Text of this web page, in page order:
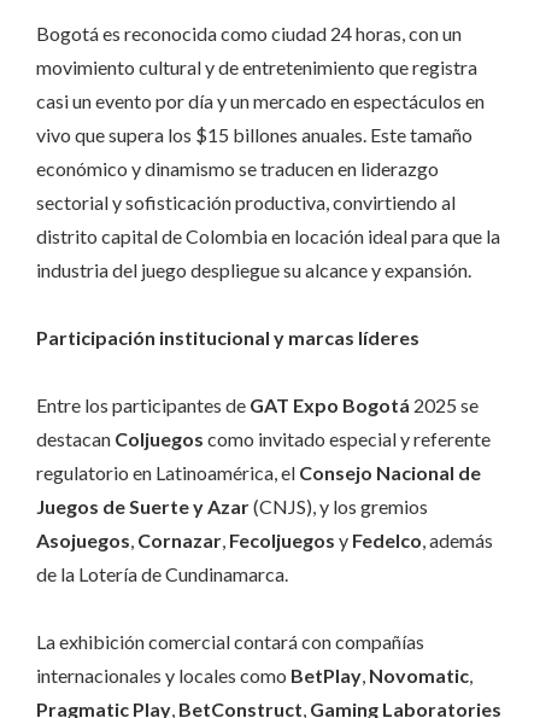
Bogotá es reconocida como ciudad 24 horas, con un
movimiento cultural y de entretenimiento que registra
casi un evento por día y un mercado en espectáculos en
vivo que supera los $15 billones anuales. Este tamaño
económico y dinamismo se traducen en liderazgo
sectorial y sofisticación productiva, convirtiendo al
distrito capital de Colombia en locación ideal para que la
industria del juego despliegue su alcance y expansión.
Participación institucional y marcas líderes
Entre los participantes de GAT Expo Bogotá 2025 se
destacan Coljuegos como invitado especial y referente
regulatorio en Latinoamérica, el Consejo Nacional de
Juegos de Suerte y Azar(CNJS), y los gremios
Asojuegos Cornazar Fecoljuegos y Fedelco , además
de la Lotería de Cundinamarca.
La exhibición comercial contará con compañías
internacionales y locales como BetPlay Novomatic
Pragmatic Play BetConstruct Gaming Laboratories